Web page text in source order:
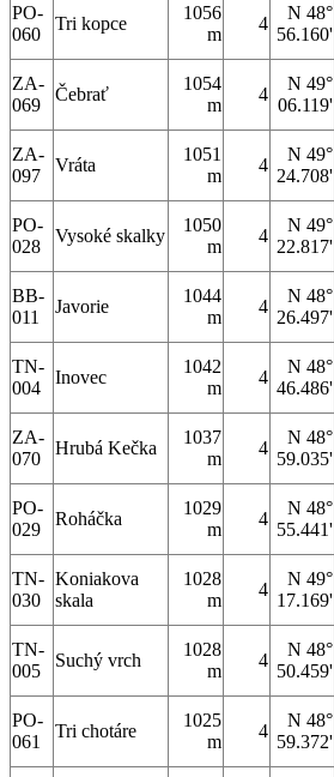
PO-
060
Tri kopce
1056
m
4
N 48°
56.160'
ZA-
069
Čebrať
1054
m
4
N 49°
06.119'
ZA-
097
Vráta
1051
m
4
N 49°
24.708'
PO-
028
Vysoké skalky
1050
m
4
N 49°
22.817'
BB-
011
Javorie
1044
m
4
N 48°
26.497'
TN-
004
Inovec
1042
m
4
N 48°
46.486'
ZA-
070
Hrubá Kečka
1037
m
4
N 48°
59.035'
PO-
029
Roháčka
1029
m
4
N 48°
55.441'
TN-
030
Koniakova
skala
1028
m
4
N 49°
17.169'
TN-
005
Suchý vrch
1028
m
4
N 48°
50.459'
PO-
061
Tri chotáre
1025
m
4
N 48°
59.372'